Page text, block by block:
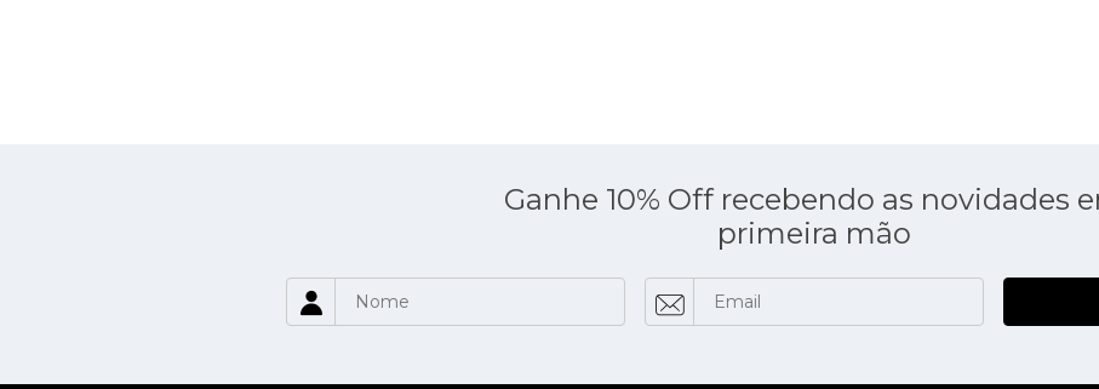
Ganhe 10% Off recebendo as novidades
primeira mão